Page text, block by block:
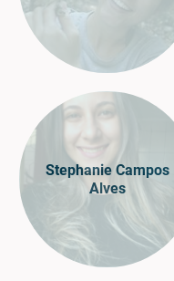
Stephanie Campos
Alves